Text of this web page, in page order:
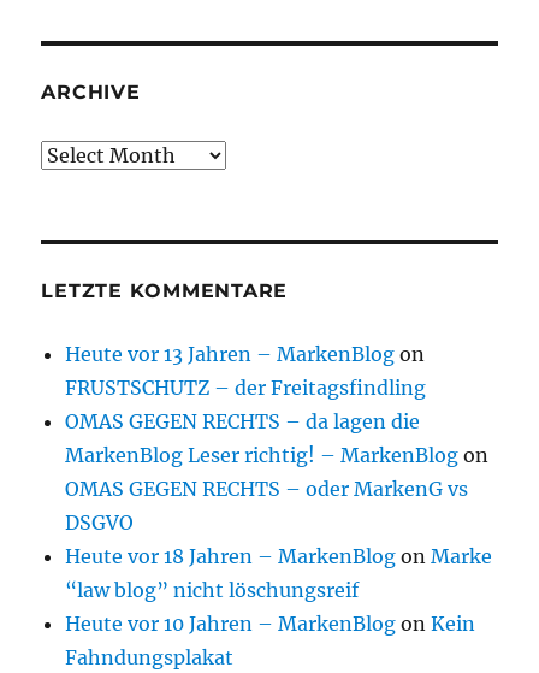
ARCHIVE
Archive
LETZTE KOMMENTARE
Heute vor 13 Jahren – MarkenBlog on
FRUSTSCHUTZ – der Freitagsfindling
OMAS GEGEN RECHTS – da lagen die
MarkenBlog Leser richtig! – MarkenBlog on
OMAS GEGEN RECHTS – oder MarkenG vs
DSGVO
Heute vor 18 Jahren – MarkenBlog onMarke
“law blog” nicht löschungsreif
Heute vor 10 Jahren – MarkenBlog onKein
Fahndungsplakat